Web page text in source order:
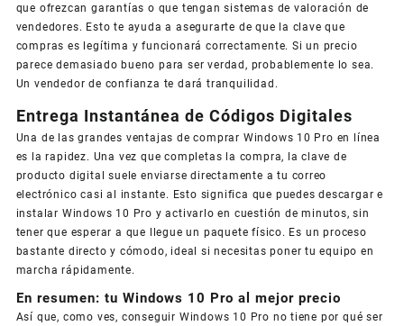
que ofrezcan garantías o que tengan sistemas de valoración de
vendedores. Esto te ayuda a asegurarte de que la clave que
compras es legítima y funcionará correctamente. Si un precio
parece demasiado bueno para ser verdad, probablemente lo sea.
Un vendedor de confianza te dará tranquilidad.
Entrega Instantánea de Códigos Digitales
Una de las grandes ventajas de comprar Windows 10 Pro en línea
es la rapidez. Una vez que completas la compra, la clave de
producto digital suele enviarse directamente a tu correo
electrónico casi al instante. Esto significa que puedes descargar e
instalar Windows 10 Pro y activarlo en cuestión de minutos, sin
tener que esperar a que llegue un paquete físico. Es un proceso
bastante directo y cómodo, ideal si necesitas poner tu equipo en
marcha rápidamente.
En resumen: tu Windows 10 Pro al mejor precio
Así que, como ves, conseguir Windows 10 Pro no tiene por qué ser